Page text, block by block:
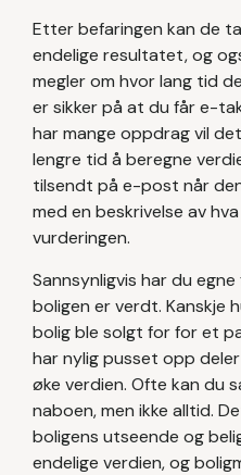
Etter befaringen kan de
endelige resultatet, og
megler om hvor lang tid
er sikker på at du får e-
har mange oppdrag vil
lengre tid å beregne
tilsendt på e-post når
med en beskrivelse av
vurderingen.
Sannsynligvis har du
boligen er verdt. Kanskje
bolig ble solgt for for et
har nylig pusset opp
øke verdien. Ofte kan du
naboen, men ikke alltid.
boligens utseende og
endelige verdien, og